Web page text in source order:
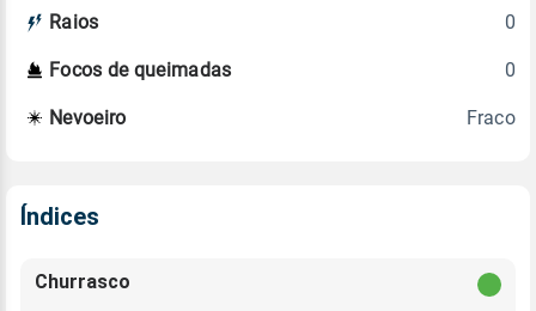
Raios 0
Focos de queimadas 0
Nevoeiro Fraco
Índices
Churrasco